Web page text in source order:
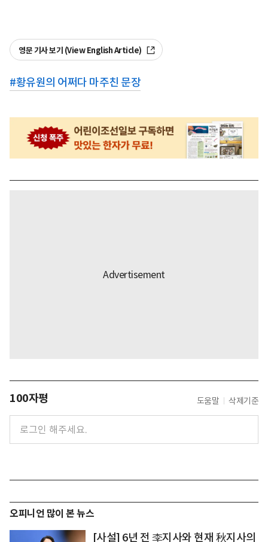
영문 기사 보기 (View English Article)
#황유원의 어쩌다 마주친 문장
100자평 도움말 삭제기준
오피니언 많이 본 뉴스
[사설] 6년 전 李지사와 현재 秋지사의